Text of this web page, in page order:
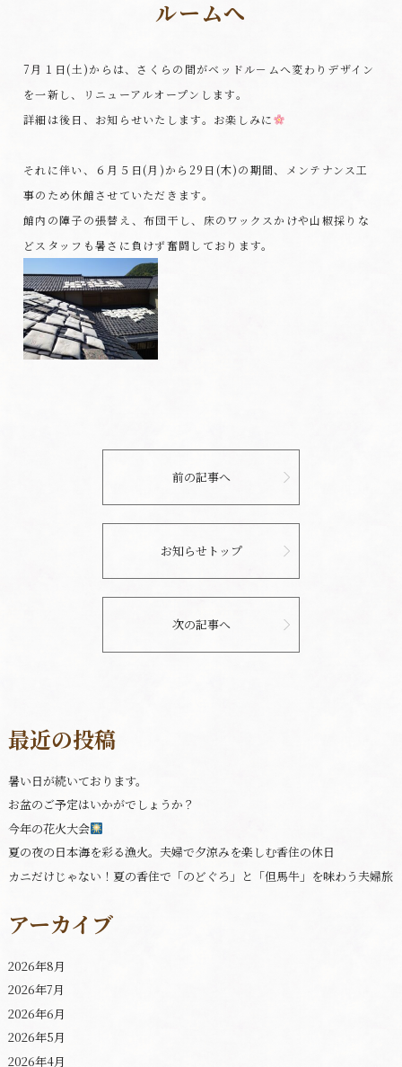
ルームへ
7月１日(土)からは、さくらの間がベッドル－ムへ変わりデザイン
を一新し、リニューアルオープンします。
詳細は後日、お知らせいたします。お楽しみに
それに伴い、６月５日(月)から29日(木)の期間、メンテナンス工
事のため休館させていただきます。
館内の障子の張替え、布団干し、床のワックスかけや山椒採りな
どスタッフも暑さに負けず奮闘しております。
前の記事へ
お知らせトップ
次の記事へ
最近の投稿
暑い日が続いております。
お盆のご予定はいかがでしょうか？
今年の花火大会
夏の夜の日本海を彩る漁火。夫婦で夕涼みを楽しむ香住の休日
カニだけじゃない！夏の香住で「のどぐろ」と「但馬牛」を味わう夫婦旅
アーカイブ
2026年8月
2026年7月
2026年6月
2026年5月
2026年4月